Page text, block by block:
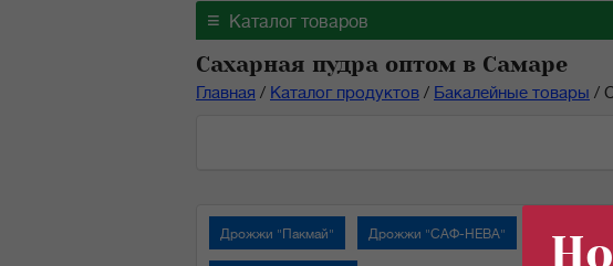
≡ Каталог товаров
Сахарная пудра оптом в Самаре
Главная / Каталог продуктов / Бакалейные товары /
Дрожжи "Пакмай" Дрожжи "САФ-НЕВА" Крабовые